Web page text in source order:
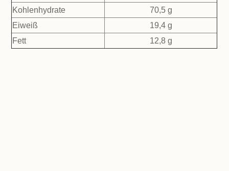
Kohlenhydrate
70,5 g
Eiweiß
19,4 g
Fett
12,8 g